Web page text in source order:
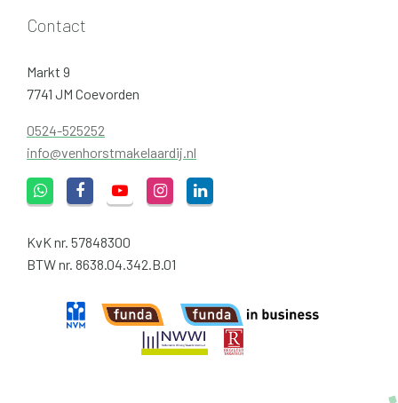
Contact
Markt 9
7741 JM Coevorden
0524-525252
info@venhorstmakelaardij.nl
KvK nr. 57848300
BTW nr. 8638.04.342.B.01